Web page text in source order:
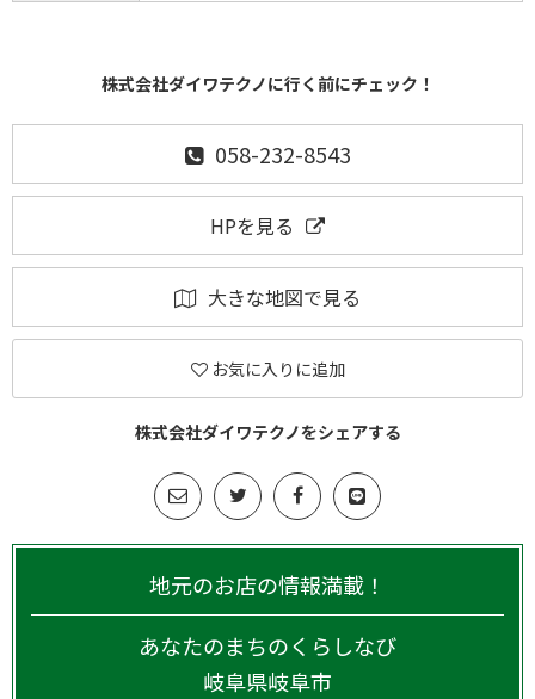
株式会社ダイワテクノに行く前にチェック！
058-232-8543
HPを見る
大きな地図で見る
お気に入りに追加
株式会社ダイワテクノをシェアする
地元のお店の情報満載！
あなたのまちのくらしなび
岐阜県岐阜市